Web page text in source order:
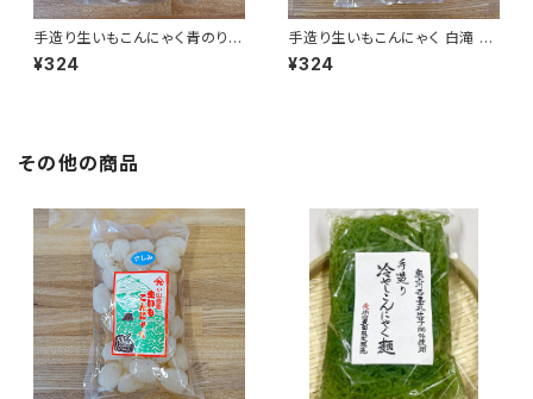
手造り生いもこんにゃく青のり入
りさしみ 平板 1袋 350g
¥324
手造り生いもこんにゃく 白滝 1
袋 300g
¥324
その他の商品